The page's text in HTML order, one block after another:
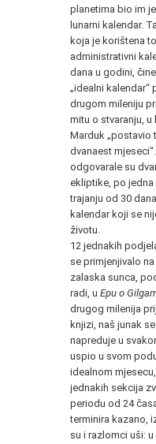
planetima bio im
lunarni kalendar.
koja je korištena
administrativni
dana u godini,
„idealni kalendar“
drugom mileniju
mitu o stvaranju,
Marduk „postavio
dvanaest
odgovarale su
ekliptike, po jedna
trajanju od 30
kalendar koji se
životu.
12 jednakih
se primjenjivalo
zalaska sunca,
radi, u Epu o
drugog milenija
knjizi, naš junak
napreduje u
uspio u svom
idealnom
jednakih sekcija
periodu od 24
terminira kazano,
su i razlomci uši: